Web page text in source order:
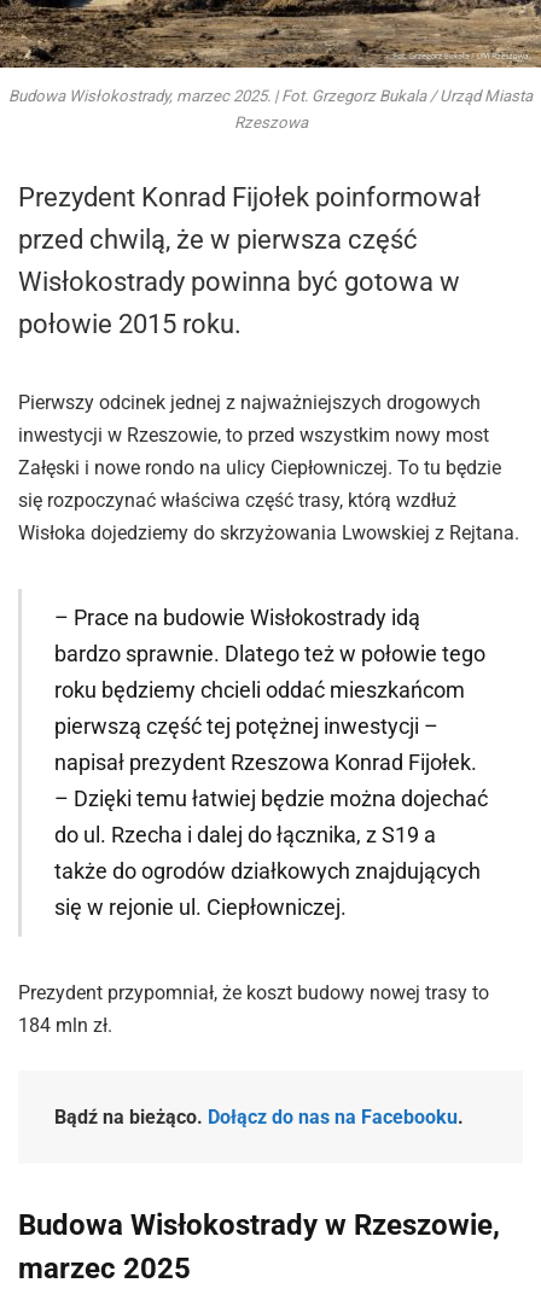
Budowa Wisłokostrady, marzec 2025. | Fot. Grzegorz Bukala / Urząd Miasta
Rzeszowa
Prezydent Konrad Fijołek poinformował
przed chwilą, że w pierwsza część
Wisłokostrady powinna być gotowa w
połowie 2015 roku.
Pierwszy odcinek jednej z najważniejszych drogowych
inwestycji w Rzeszowie, to przed wszystkim nowy most
Załęski i nowe rondo na ulicy Ciepłowniczej. To tu będzie
się rozpoczynać właściwa część trasy, którą wzdłuż
Wisłoka dojedziemy do skrzyżowania Lwowskiej z Rejtana.
– Prace na budowie Wisłokostrady idą
bardzo sprawnie. Dlatego też w połowie tego
roku będziemy chcieli oddać mieszkańcom
pierwszą część tej potężnej inwestycji –
napisał prezydent Rzeszowa Konrad Fijołek.
– Dzięki temu łatwiej będzie można dojechać
do ul. Rzecha i dalej do łącznika, z S19 a
także do ogrodów działkowych znajdujących
się w rejonie ul. Ciepłowniczej.
Prezydent przypomniał, że koszt budowy nowej trasy to
184 mln zł.
Bądź na bieżąco. Dołącz do nas na Facebooku.
Budowa Wisłokostrady w Rzeszowie,
marzec 2025